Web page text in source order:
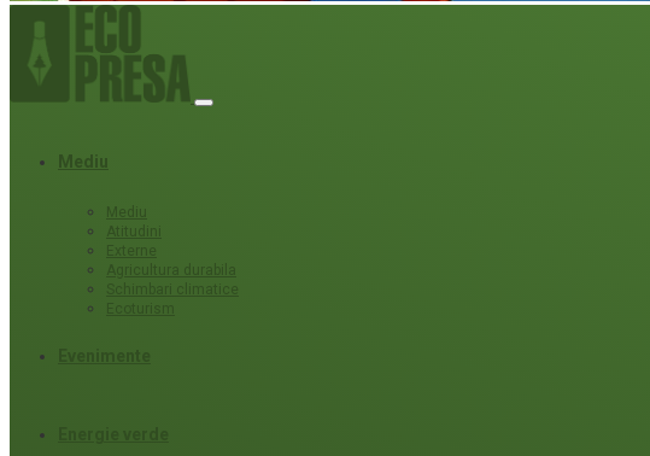
Mediu
Mediu
Atitudini
Externe
Agricultura durabila
Schimbari climatice
Ecoturism